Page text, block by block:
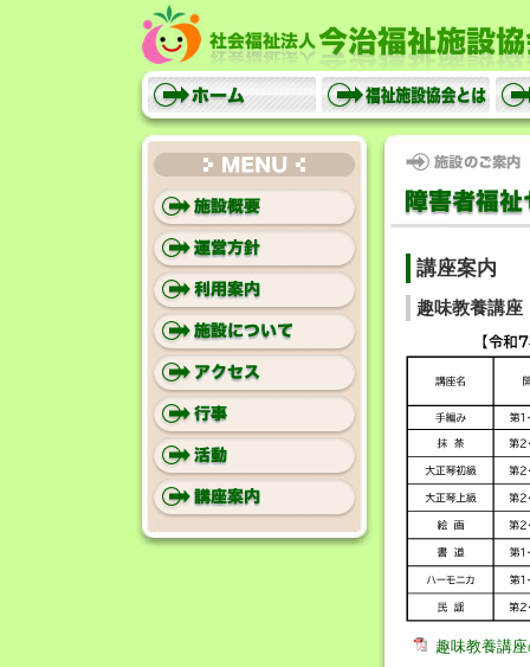
社会福
講座案内
趣味教養講座
趣味教養講
ホーム 福祉施設協会とは